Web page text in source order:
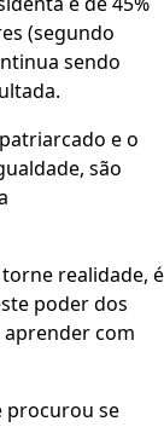
(segundo
sendo
e o
são
realidade, é
poder dos
com
procurou se